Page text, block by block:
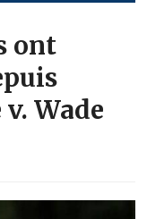
ont
Wade